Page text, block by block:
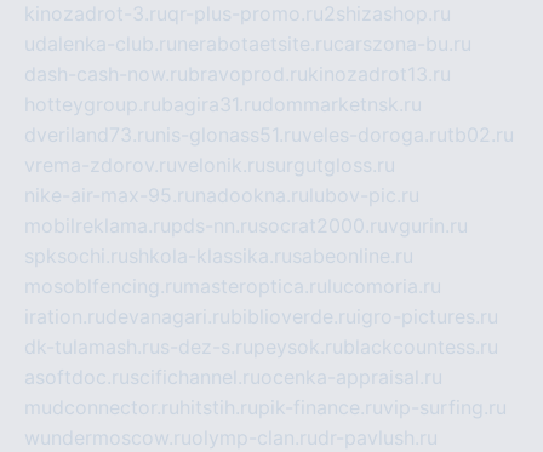
kinozadrot-3.ruqr-plus-promo.ru2shizashop.ru
udalenka-club.ru nerabotaetsite.rucarszona-bu.ru
dash-cash-now.rubravoprod.rukinozadrot13.ru
hotteygroup.rubagira31.rudommarketnsk.ru
dveriland73.ru nis-glonass51.ruveles-doroga.rutb02.ru
vrema-zdorov.ruvelonik.rusurgutgloss.ru
nike-air-max-95.ru nadookna.ru lubov-pic.ru
mobilreklama.rupds-nn.rusocrat2000.ruvgurin.ru
spksochi.rushkola-klassika.rusabeonline.ru
mosoblfencing.ru masteroptica.ru lucomoria.ru
iration.rudevanagari.rubiblioverde.ru igro-pictures.ru
dk-tulamash.rus-dez-s.rupeysok.rublackcountess.ru
asoftdoc.ruscifichannel.ruocenka-appraisal.ru
mudconnector.ru hitstih.rupik-finance.ruvip-surfing.ru
wundermoscow.ruolymp-clan.rudr-pavlush.ru